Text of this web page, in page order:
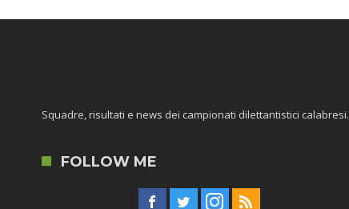
Squadre, risultati e news dei campionati dilettantistici calabresi.
FOLLOW ME